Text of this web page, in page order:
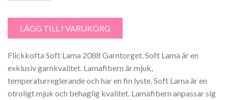
LÄGG TILL I VARUKORG
Flickkofta Soft Lama 2088 Garntorget. Soft Lama är en
exklusiv garnkvalitet. Lamafibern är mjuk,
temperaturreglerande och har en fin lyste. Soft Lama är en
otroligt mjuk och behaglig kvalitet. Lamafibern anpassar sig